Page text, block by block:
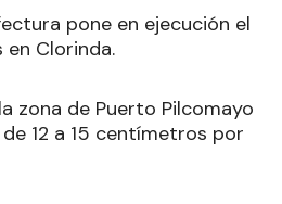
pone en ejecución el
en Clorinda.
zona de Puerto Pilcomayo
12 a 15 centímetros por